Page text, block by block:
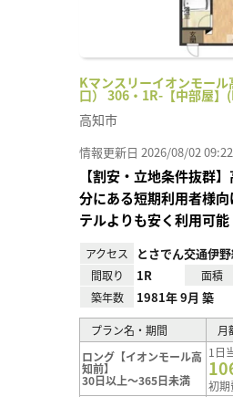
Kマンスリーイオンモー
口） 306・1R-【中部屋
高知市
情報更新日 2026/08/02 09:22
【割安・立地条件抜群
分にある短期利用者様
テルよりも安く利用可能
アクセス とさでん交通伊
間取り 1R 面積
築年数 1981年 9月 築
プラン名・期間
月
ロング【イオンモール高
知前】
30日以上～365日未満
1日
初